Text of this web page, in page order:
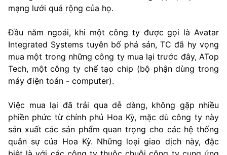
mạng lưới quá rộng của họ.
Đầu năm ngoái, khi một công ty được gọi là Avatar
Integrated Systems tuyên bố phá sản, TC đã hy vọng
mua một trong những công ty mua lại trước đây, ATop
Tech, một công ty chế tạo chip (bộ phận dùng trong
máy điện toán - computer).
Việc mua lại đã trải qua dễ dàng, không gặp nhiều
phiền phức từ chính phủ Hoa Kỳ, mặc dù công ty này
sản xuất các sản phẩm quan trọng cho các hệ thống
quân sự của Hoa Kỳ. Những loại giao dịch này, đặc